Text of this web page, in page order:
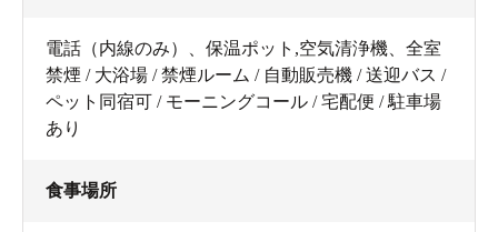
電話（内線のみ）、保温ポット,空気清浄機、全室
禁煙 / 大浴場 / 禁煙ルーム / 自動販売機 / 送迎バス /
ペット同宿可 / モーニングコール / 宅配便 / 駐車場
あり
食事場所